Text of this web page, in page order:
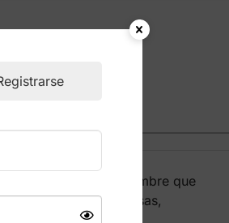
diseñada para el hombre que
sus fragancias intensas,